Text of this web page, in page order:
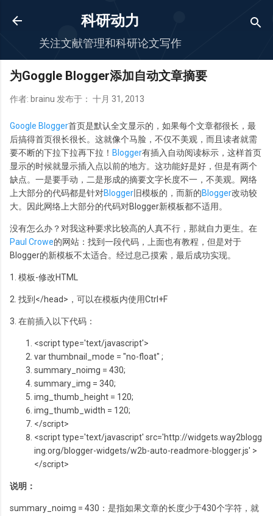
跳至主要内容
科研动力
关注文献管理和科研论文写作
为Goggle Blogger添加自动文章摘要
作者: brainu 发布于： 十月 31, 2013
Google Blogger首页是默认全文显示的，如果每个文章都很长，最
后搞得首页很长很长。这就像个马脸，不仅不美观，而且读者就需
要不断的下拉下拉再下拉！ Blogger有插入自动阅读标示，这样首页
显示的时候就显示插入点以前的地方。这功能好是好，但是有两个
缺点。一是要手动，二是形成的摘要文字长度不一，不美观。网络
上大部分的代码都是针对Blogger 旧模板的，而新的Blogger改动较
大。因此网络上大部分的代码对Blogger新模板都不适用。
没有怎么办？对我这种要求比较高的人真不行，那就自力更生。在
Paul Crowe的网站：找到一段代码，上面也有教程，但是对于
Blogger的新模板不太适合。经过息己摸索，最后成功实现。
1. 模板-修改HTML
2. 找到</head>，可以在模板内使用Ctrl+F
3. 在前插入以下代码：
<script type='text/javascript'>
varthumbnail_mode = "no-float" ;
summary_noimg = 430;
summary_img = 340;
img_thumb_height = 120;
img_thumb_width = 120;
</script>
<script type='text/javascript' src='http://widgets.way2blogg
ing.org/blogger-widgets/w2b-auto-readmore-blogger.js' >
</script>
说明：
summary_noimg = 430：是指如果文章的长度少于430个字符，就